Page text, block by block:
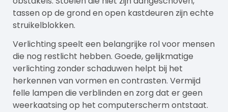
tassen op de grond en open kastdeuren zijn echte
struikelblokken.
Verlichting speelt een belangrijke rol voor mensen
die nog restlicht hebben. Goede, gelijkmatige
verlichting zonder schaduwen helpt bij het
herkennen van vormen en contrasten. Vermijd
felle lampen die verblinden en zorg dat er geen
weerkaatsing op het computerscherm ontstaat.